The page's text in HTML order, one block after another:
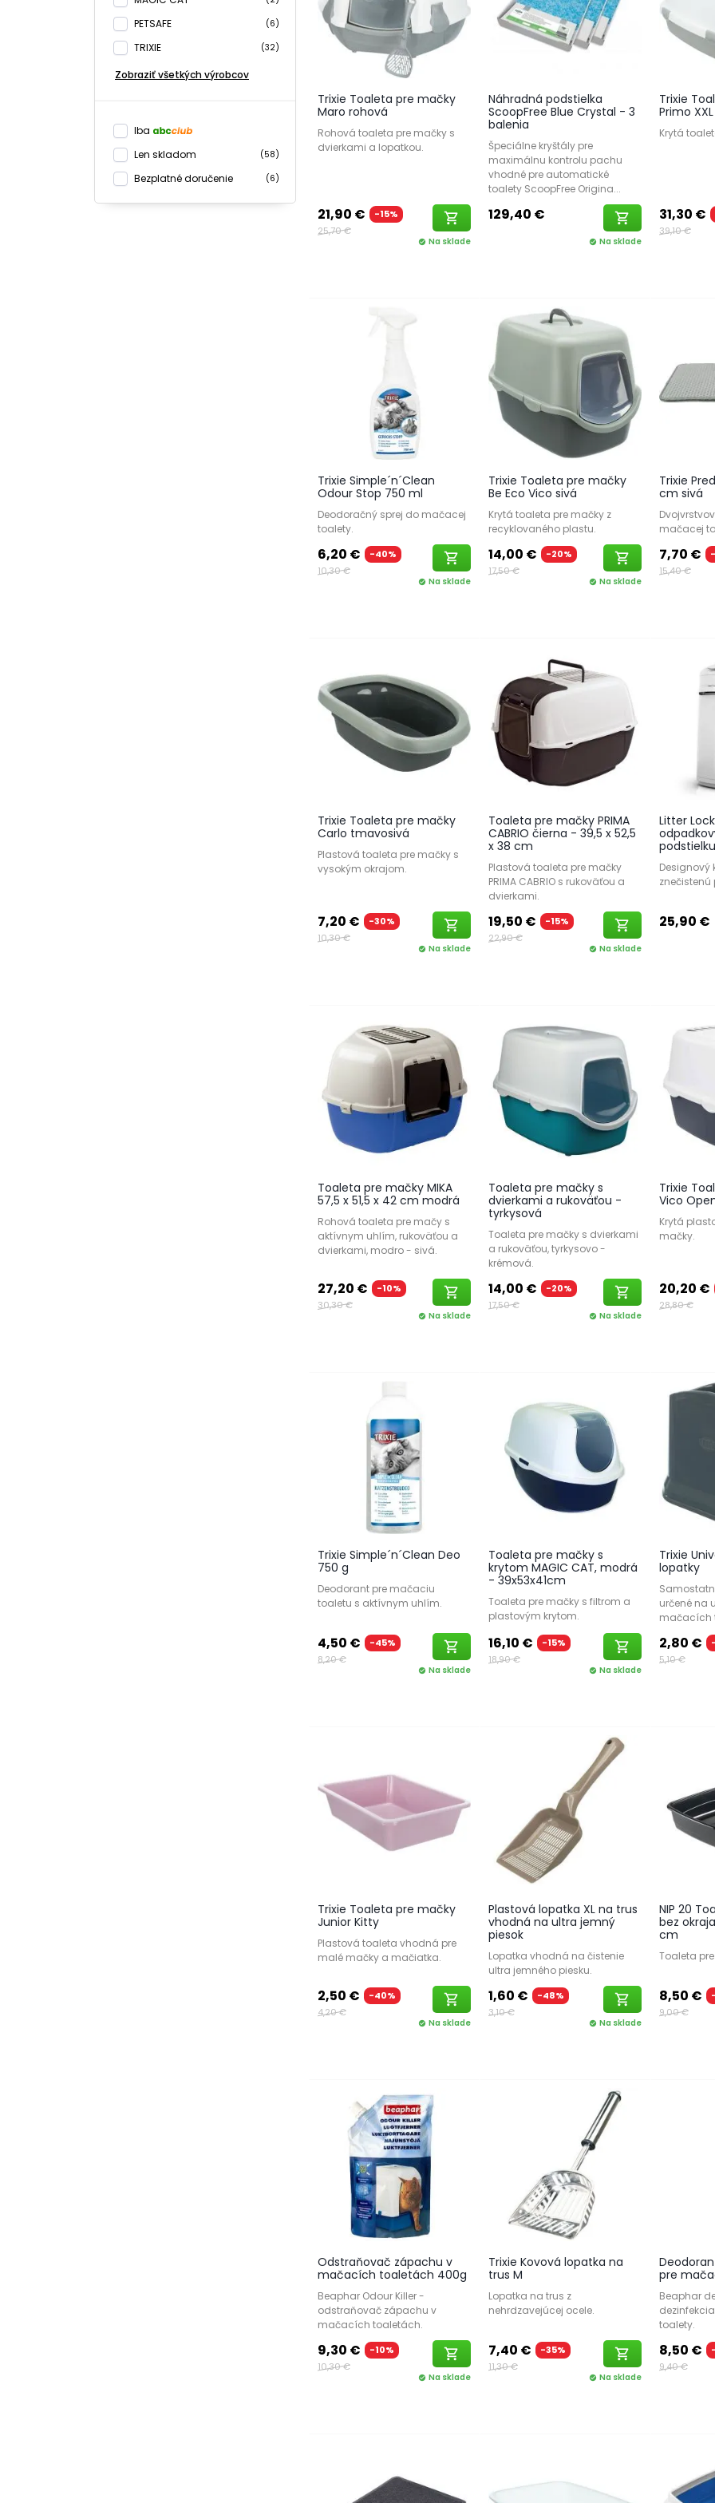
PETSAFE (6)
TRIXIE (32)
Zobraziť všetkých výrobcov
Iba
Len skladom
(58)
Bezplatné doručenie (6)
Trixie Toaleta pre mačky
Maro rohová
Rohová toaleta pre mačky s
dvierkami a lopatkou.
21,90 €
-15%
25,70 €
shopping_cart
check_circle Na sklade
Náhradná podstielka
ScoopFree Blue Crystal - 3
balenia
Špeciálne kryštály pre
maximálnu kontrolu pachu
vhodné pre automatické
toalety ScoopFree Origina...
129,40 € shopping_cart
check_circle Na sklade
Trixie
Primo
Krytá
31,30 €
39,10 €
Trixie Simple´n´Clean
Odour Stop 750 ml
Deodoračný sprej do mačacej
toalety.
6,20 €
-40%
10,30 €
shopping_cart
check_circle Na sklade
Trixie Toaleta pre mačky
Be Eco Vico sivá
Krytá toaleta pre mačky z
recyklovaného plastu.
14,00 €
-20%
17,50 €
shopping_cart
check_circle Na sklade
Trixie
cm sivá
mačacej
7,70 €
15,40 €
Trixie Toaleta pre mačky
Carlo tmavosivá
Plastová toaleta pre mačky s
vysokým okrajom.
7,20 €
-30%
10,30 €
shopping_cart
check_circle Na sklade
Toaleta pre mačky PRIMA
CABRIO čierna - 39,5 x 52,5
x 38 cm
Plastová toaleta pre mačky
PRIMA CABRIO s rukoväťou a
dvierkami.
19,50 €
-15%
22,90 €
shopping_cart
check_circle Na sklade
Litter
podstielku
Designový
znečistenú
25,90 €
Toaleta pre mačky MIKA
57,5 x 51,5 x 42 cm modrá
Rohová toaleta pre mačy s
aktívnym uhlím, rukoväťou a
dvierkami, modro - sivá.
27,20 €
-10%
30,30 €
shopping_cart
check_circle Na sklade
Toaleta pre mačky s
dvierkami a rukoväťou -
tyrkysová
Toaleta pre mačky s dvierkami
a rukoväťou, tyrkysovo -
krémová.
14,00 €
-20%
17,50 €
shopping_cart
check_circle Na sklade
Trixie
Vico
Krytá
mačky.
20,20 €
28,80 €
Trixie Simple´n´Clean Deo
750 g
Deodorant pre mačaciu
toaletu s aktívnym uhlím.
4,50 €
-45%
8,20 €
shopping_cart
check_circle Na sklade
Toaleta pre mačky s
krytom MAGIC CAT, modrá
- 39x53x41cm
Toaleta pre mačky s filtrom a
plastovým krytom.
16,10 €
-15%
18,90 €
shopping_cart
check_circle Na sklade
Trixie
lopatky
určené na
mačacích
2,80 €
5,10 €
Trixie Toaleta pre mačky
Junior Kitty
Plastová toaleta vhodná pre
malé mačky a mačiatka.
2,50 €
-40%
4,20 €
shopping_cart
check_circle Na sklade
Plastová lopatka XL na trus
vhodná na ultra jemný
piesok
Lopatka vhodná na čistenie
ultra jemného piesku.
1,60 €
-48%
3,10 €
shopping_cart
check_circle Na sklade
NIP 20
bez
cm
Toaleta
8,50 €
9,00 €
Odstraňovač zápachu v
mačacích toaletách 400g
Beaphar Odour Killer -
odstraňovač zápachu v
mačacích toaletách.
9,30 €
-10%
10,30 €
shopping_cart
check_circle Na sklade
Trixie Kovová lopatka na
trus M
Lopatka na trus z
nehrdzavejúcej ocele.
7,40 €
-35%
11,30 €
shopping_cart
check_circle Na sklade
pre
Beaphar
toalety.
8,50 €
9,40 €